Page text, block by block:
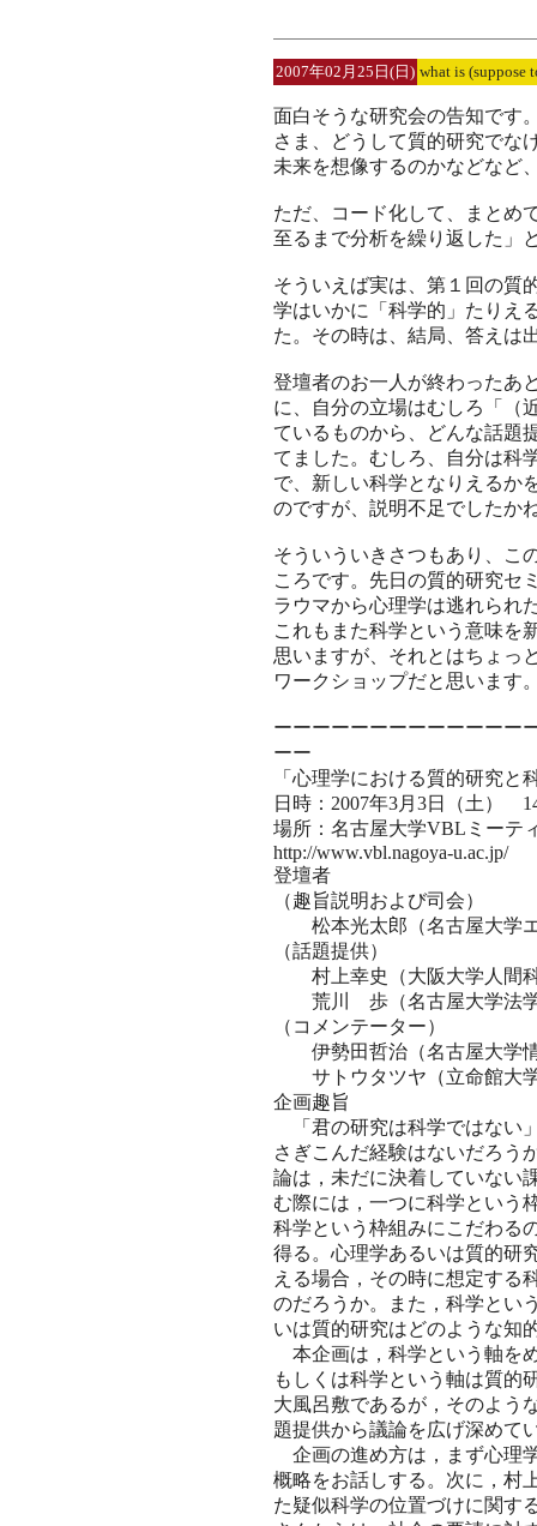
2007年02月25日(日) what is (suppose
面白そうな研究会の告知です
さま、どうして質的研究でな
未来を想像するのかなどなど
ただ、コード化して、まとめ
至るまで分析を繰り返した」
そういえば実は、第１回の質
学はいかに「科学的」たりえ
た。その時は、結局、答えは
登壇者のお一人が終わったあ
に、自分の立場はむしろ「（
ているものから、どんな話題
てました。むしろ、自分は科
で、新しい科学となりえるか
のですが、説明不足でしたか
そういういきさつもあり、こ
ころです。先日の質的研究セ
ラウマから心理学は逃れられ
これもまた科学という意味を
思いますが、それとはちょっ
ワークショップだと思います
ーーーーーーーーーーーーー
ーー
「心理学における質的研究と
日時：2007年3月3日（土）
場所：名古屋大学VBLミー
http://www.vbl.nagoya-u.ac.jp/
登壇者
（趣旨説明および司会）
松本光太郎（名古屋大学
（話題提供）
村上幸史（大阪大学人間
荒川 歩（名古屋大学法学
（コメンテーター）
伊勢田哲治（名古屋大学
サトウタツヤ（立命館大
企画趣旨
「君の研究は科学ではない
さぎこんだ経験はないだろう
論は，未だに決着していない
む際には，一つに科学という
科学という枠組みにこだわる
得る。心理学あるいは質的研
える場合，その時に想定する
のだろうか。また，科学とい
いは質的研究はどのような知
本企画は，科学という軸を
もしくは科学という軸は質的
大風呂敷であるが，そのよう
題提供から議論を広げ深めて
企画の進め方は，まず心理
概略をお話しする。次に，村
た疑似科学の位置づけに関す